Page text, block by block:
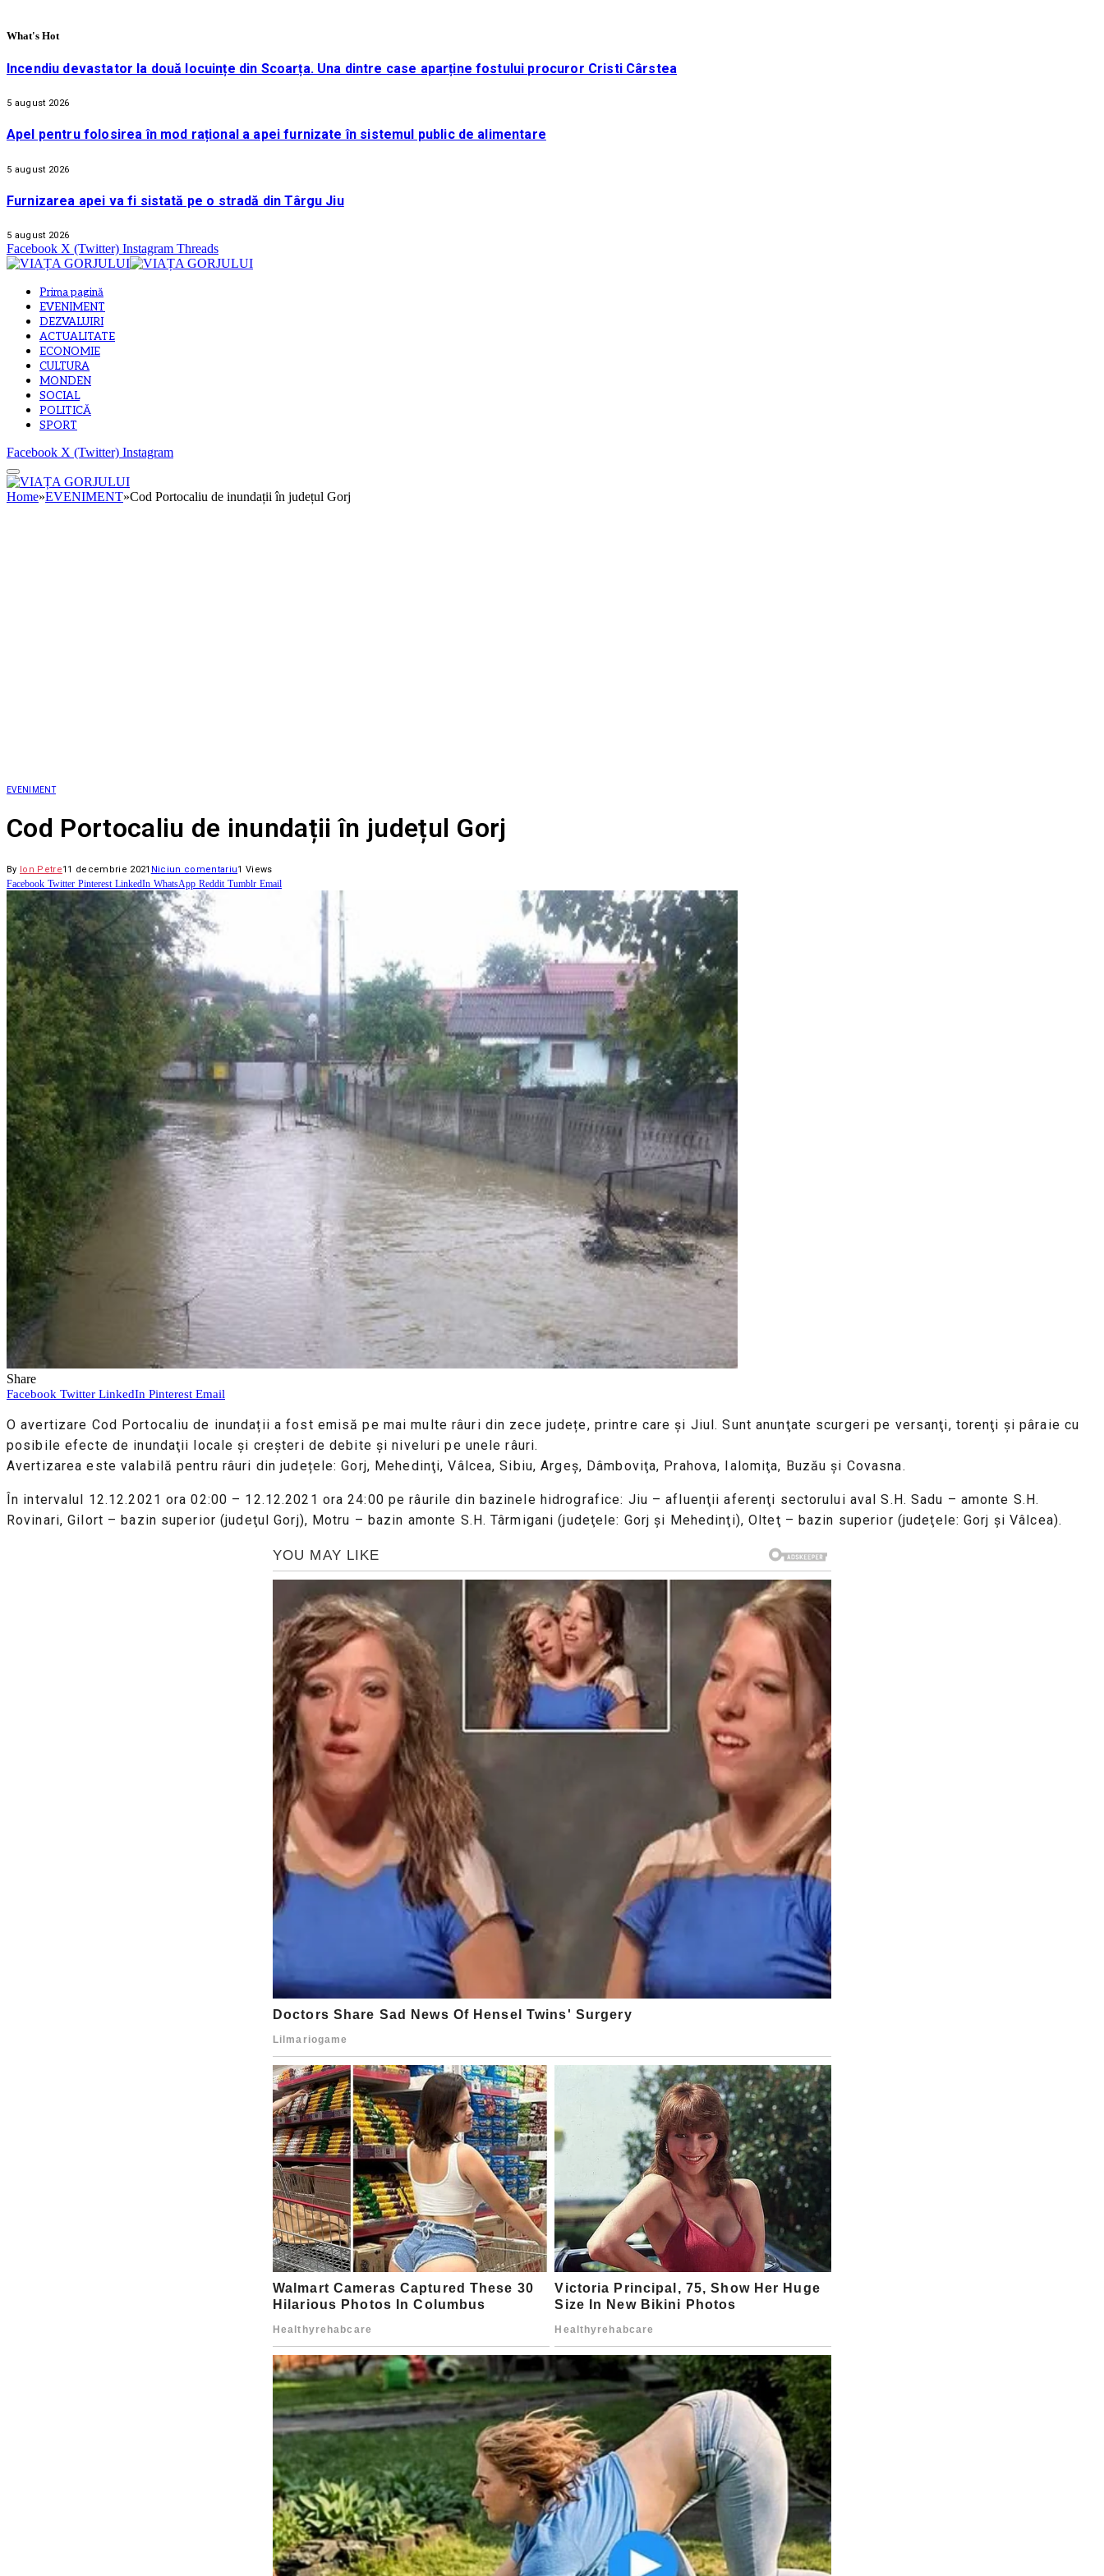
What's Hot
Incendiu devastator la două locuințe din Scoarța. Una dintre case aparține fostului procuror Cristi Cârstea
5 august 2026
Apel pentru folosirea în mod rațional a apei furnizate în sistemul public de alimentare
5 august 2026
Furnizarea apei va fi sistată pe o stradă din Târgu Jiu
5 august 2026
Facebook X (Twitter) Instagram Threads
Prima pagină
EVENIMENT
DEZVALUIRI
ACTUALITATE
ECONOMIE
CULTURA
MONDEN
SOCIAL
POLITICĂ
SPORT
Facebook X (Twitter) Instagram
Home»EVENIMENT»Cod Portocaliu de inundații în județul Gorj
EVENIMENT
Cod Portocaliu de inundații în județul Gorj
By Ion Petre11 decembrie 2021 Niciun comentariu1 Views
Facebook Twitter Pinterest LinkedIn WhatsApp Reddit Tumblr Email
Share
Facebook Twitter LinkedIn Pinterest Email
O avertizare Cod Portocaliu de inundații a fost emisă pe mai multe râuri din zece județe, printre care și Jiul. Sunt anunţate scurgeri pe versanţi, torenţi şi pâraie cu
posibile efecte de inundaţii locale şi creşteri de debite şi niveluri pe unele râuri.
Avertizarea este valabilă pentru râuri din județele: Gorj, Mehedinţi, Vâlcea, Sibiu, Argeș, Dâmboviţa, Prahova, Ialomiţa, Buzău și Covasna.
În intervalul 12.12.2021 ora 02:00 – 12.12.2021 ora 24:00 pe râurile din bazinele hidrografice: Jiu – afluenţii aferenţi sectorului aval S.H. Sadu – amonte S.H.
Rovinari, Gilort – bazin superior (judeţul Gorj), Motru – bazin amonte S.H. Târmigani (judeţele: Gorj şi Mehedinţi), Olteţ – bazin superior (judeţele: Gorj şi Vâlcea).